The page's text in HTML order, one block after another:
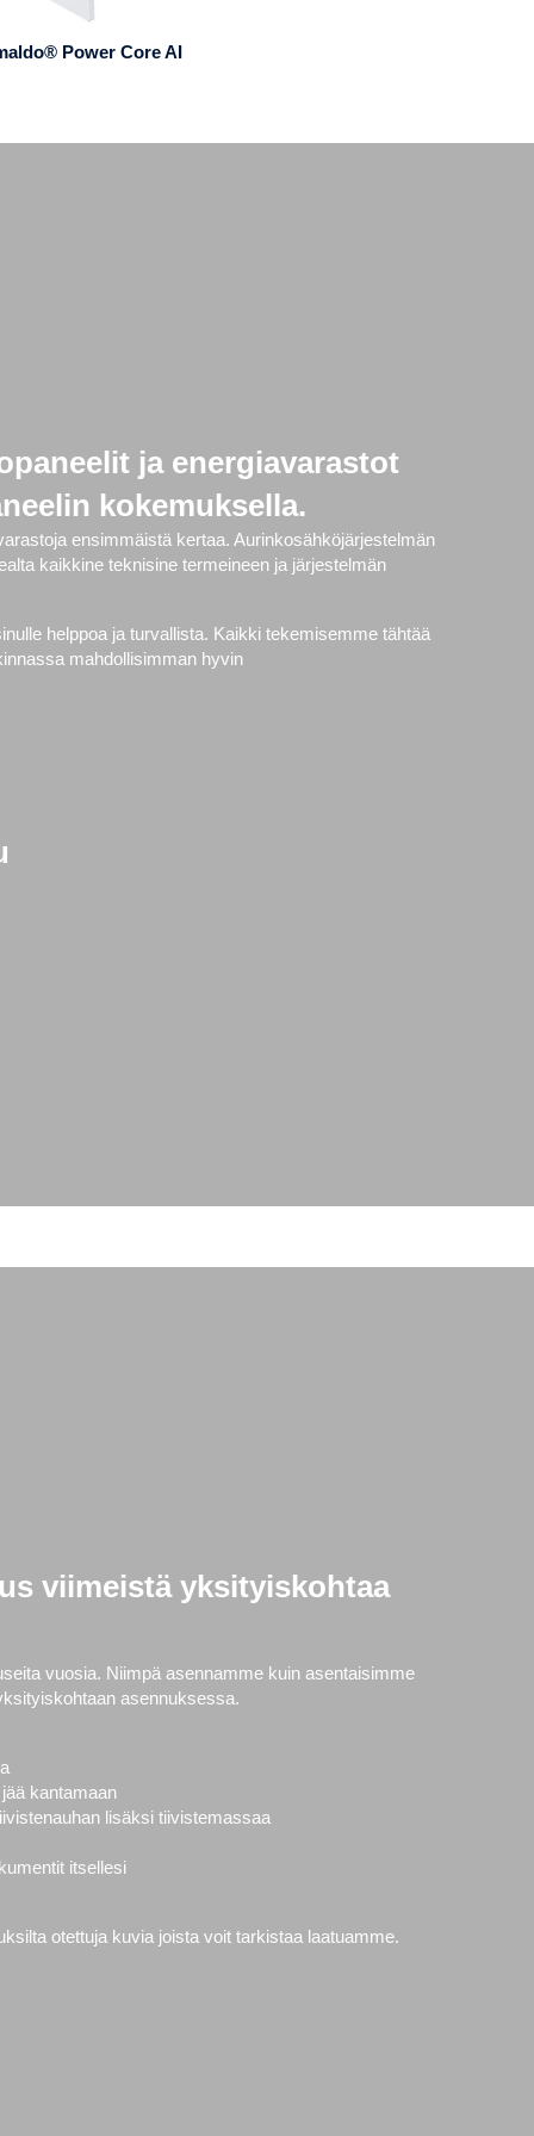
Power Core AI
ja energiavarastot
kokemuksella.
ensimmäistä kertaa. Aurinkosähköjärjestelmän
kaikkine teknisine termeineen ja järjestelmän
helppoa ja turvallista. Kaikki tekemisemme tähtää
mahdollisimman hyvin
viimeistä yksityiskohtaa
vuosia. Niimpä asennamme kuin asentaisimme
asennuksessa.
kantamaan
lisäksi tiivistemassaa
itsellesi
otettuja kuvia joista voit tarkistaa laatuamme.